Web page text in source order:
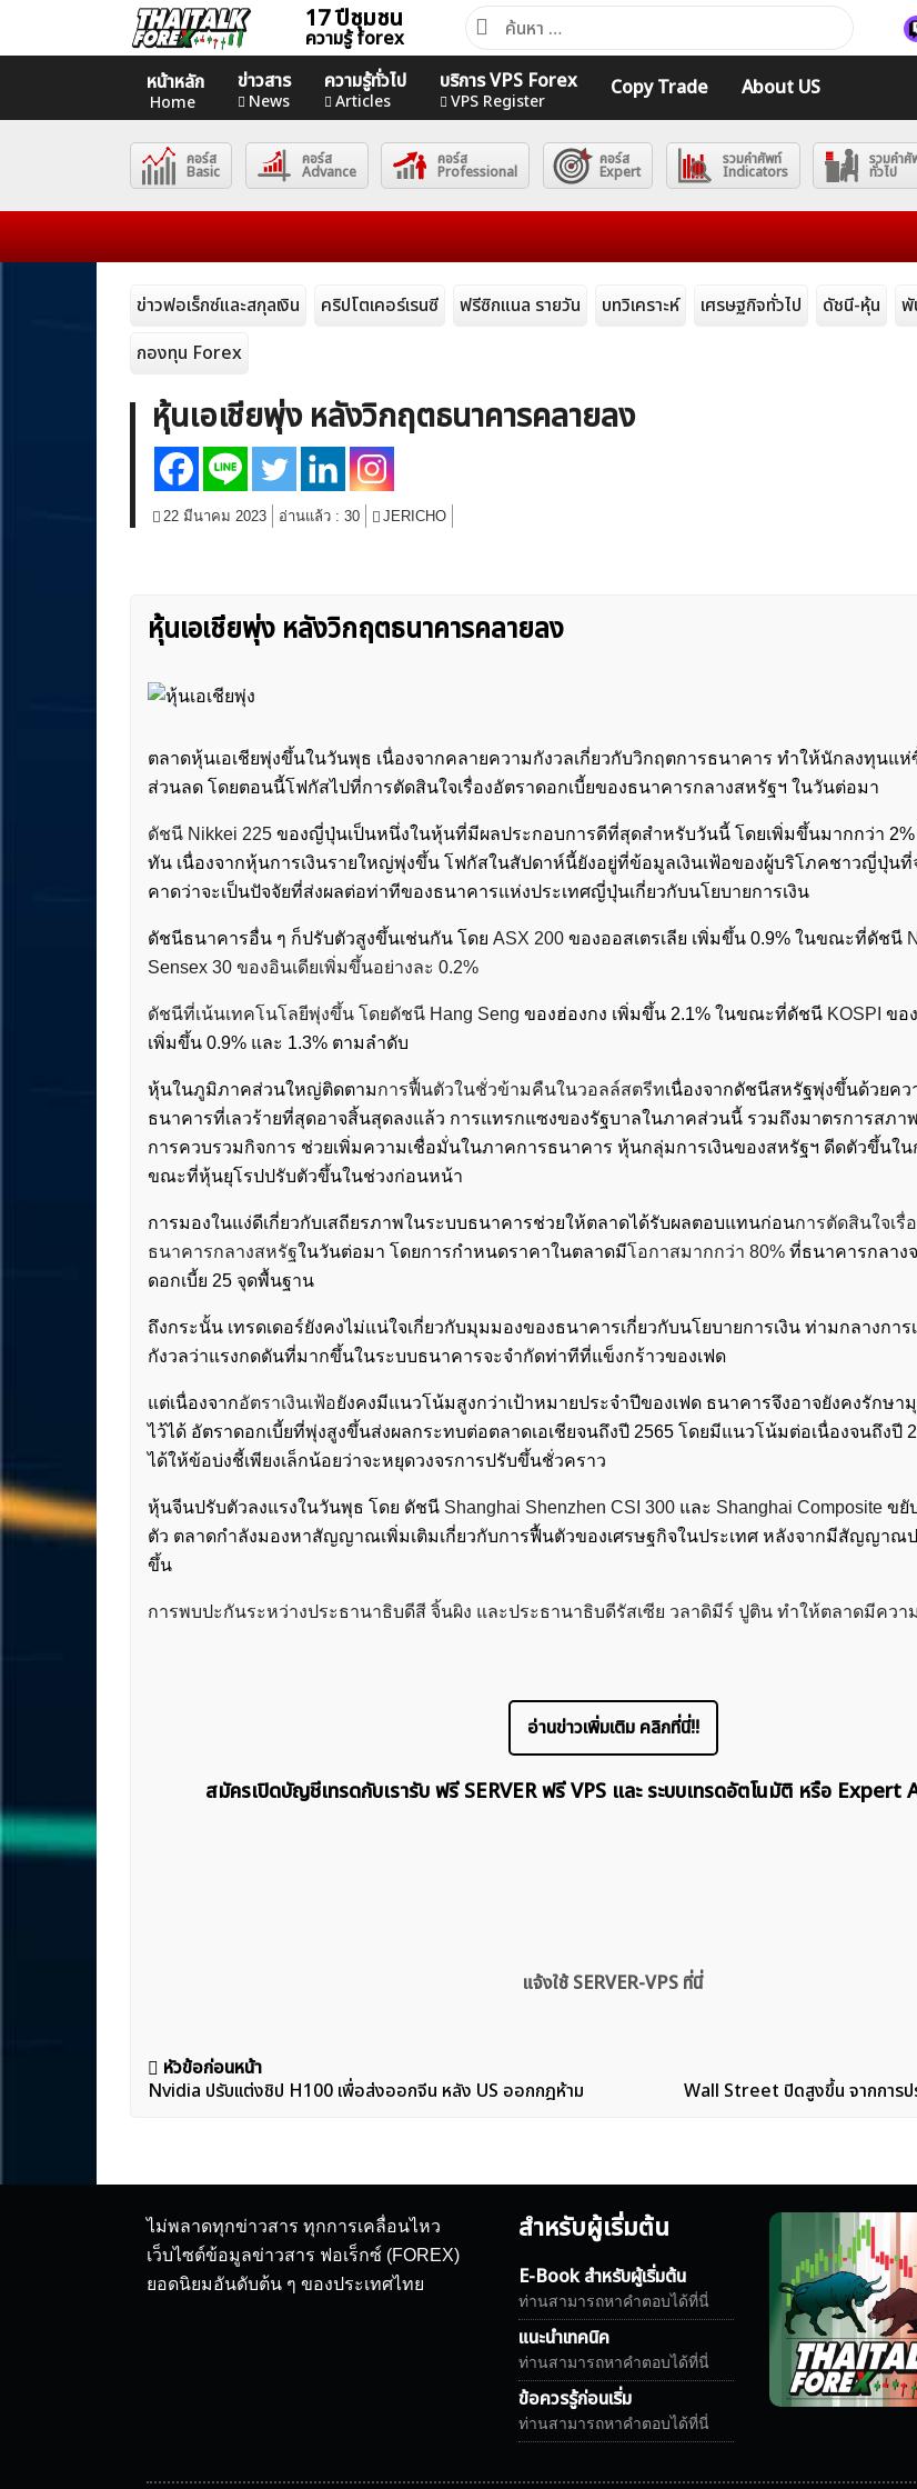
17 ปีชุมชน
ความรู้ forex
ค้นหา
สำหรับ:
หน้าหลัก
Home
ข่าวสาร
News
ความรู้ทั่วไป
Articles
บริการ VPS Forex
VPS Register
Copy Trade About US
VPS Register
ค้นหา
คอร์ส
Basic
คอร์ส
Advance
คอร์ส
Professional
คอร์ส
Expert
รวมคำศัพท์
Indicators
รวมคำศั
ทั่วไป
ข่าวฟอเร็กซ์และสกุลเงิน คริปโตเคอร์เรนซี ฟรีซิกแนล รายวัน บทวิเคราะห์ เศรษฐกิจทั่วไป ดัชนี-หุ้น พั
กองทุน Forex
หุ้นเอเชียพุ่ง หลังวิกฤตธนาคารคลายลง
22 มีนาคม 2023 อ่านแล้ว : 30 JERICHO
หุ้นเอเชียพุ่ง หลังวิกฤตธนาคารคลายลง
ตลาดหุ้นเอเชียพุ่งขึ้นในวันพุธ เนื่องจากคลายความกังวลเกี่ยวกับวิกฤตการธนาคาร ทำให้นักลงทุนแ
ส่วนลด โดยตอนนี้โฟกัสไปที่การตัดสินใจเรื่องอัตราดอกเบี้ยของธนาคารกลางสหรัฐฯ ในวันต่อมา
ดัชนี Nikkei 225 ของญี่ปุ่นเป็นหนึ่งในหุ้นที่มีผลประกอบการดีที่สุดสำหรับวันนี้ โดยเพิ่มขึ้นมากกว่า
ทัน เนื่องจากหุ้นการเงินรายใหญ่พุ่งขึ้น โฟกัสในสัปดาห์นี้ยังอยู่ที่ข้อมูลเงินเฟ้อของผู้บริโภคชาวญี่ปุ่น
คาดว่าจะเป็นปัจจัยที่ส่งผลต่อท่าทีของธนาคารแห่งประเทศญี่ปุ่นเกี่ยวกับนโยบายการเงิน
ดัชนีธนาคารอื่น ๆ ก็ปรับตัวสูงขึ้นเช่นกัน โดย ASX 200 ของออสเตรเลีย เพิ่มขึ้น 0.9% ในขณะที่ดัชนี
Sensex 30 ของอินเดียเพิ่มขึ้นอย่างละ 0.2%
ดัชนีที่เน้นเทคโนโลยีพุ่งขึ้น โดยดัชนี Hang Seng ของฮ่องกง เพิ่มขึ้น 2.1% ในขณะที่ดัชนี KOSPI ขอ
เพิ่มขึ้น 0.9% และ 1.3% ตามลำดับ
หุ้นในภูมิภาคส่วนใหญ่ติดตามการฟื้นตัวในชั่วข้ามคืนในวอลล์สตรีทเนื่องจากดัชนีสหรัฐพุ่งขึ้นด้วยค
ธนาคารที่เลวร้ายที่สุดอาจสิ้นสุดลงแล้ว การแทรกแซงของรัฐบาลในภาคส่วนนี้ รวมถึงมาตรการสภา
การควบรวมกิจการ ช่วยเพิ่มความเชื่อมั่นในภาคการธนาคาร หุ้นกลุ่มการเงินของสหรัฐฯ ดีดตัวขึ้นใ
ขณะที่หุ้นยุโรปปรับตัวขึ้นในช่วงก่อนหน้า
การมองในแง่ดีเกี่ยวกับเสถียรภาพในระบบธนาคารช่วยให้ตลาดได้รับผลตอบแทนก่อนการตัดสินใจเรื่
ธนาคารกลางสหรัฐในวันต่อมา โดยการกำหนดราคาในตลาดมีโอกาสมากกว่า 80% ที่ธนาคารกลาง
ดอกเบี้ย 25 จุดพื้นฐาน
ถึงกระนั้น เทรดเดอร์ยังคงไม่แน่ใจเกี่ยวกับมุมมองของธนาคารเกี่ยวกับนโยบายการเงิน ท่ามกลางกา
กังวลว่าแรงกดดันที่มากขึ้นในระบบธนาคารจะจำกัดท่าทีที่แข็งกร้าวของเฟด
แต่เนื่องจากอัตราเงินเฟ้อยังคงมีแนวโน้มสูงกว่าเป้าหมายประจำปีของเฟด ธนาคารจึงอาจยังคงรักษ
ไว้ได้ อัตราดอกเบี้ยที่พุ่งสูงขึ้นส่งผลกระทบต่อตลาดเอเชียจนถึงปี 2565 โดยมีแนวโน้มต่อเนื่องจนถึงปี
ได้ให้ข้อบ่งชี้เพียงเล็กน้อยว่าจะหยุดวงจรการปรับขึ้นชั่วคราว
หุ้นจีนปรับตัวลงแรงในวันพุธ โดย ดัชนี Shanghai Shenzhen CSI 300 และ Shanghai Composite ขยั
ตัว ตลาดกำลังมองหาสัญญาณเพิ่มเติมเกี่ยวกับการฟื้นตัวของเศรษฐกิจในประเทศ หลังจากมีสัญญาณ
ขึ้น
การพบปะกันระหว่างประธานาธิบดีสี จิ้นผิง และประธานาธิบดีรัสเซีย วลาดิมีร์ ปูติน ทำให้ตลาดมีควา
อ่านข่าวเพิ่มเติม คลิกที่นี่!!
สมัครเปิดบัญชีเทรดกับเรารับ ฟรี SERVER ฟรี VPS และ ระบบเทรดอัตโนมัติ หรือ Expert
แจ้งใช้ SERVER-VPS ที่นี่
แนะแนว
เรื่อง
หัวข้อก่อนหน้า
Nvidia ปรับเเต่งชิป H100 เพื่อส่งออกจีน หลัง US ออกกฎห้าม
Wall Street ปิดสูงขึ้น จากการ
ไม่พลาดทุกข่าวสาร ทุกการเคลื่อนไหว
เว็บไซต์ข้อมูลข่าวสาร ฟอเร็กซ์ (FOREX)
ยอดนิยมอันดับต้น ๆ ของประเทศไทย
สำหรับผู้เริ่มต้น
E-Book สำหรับผู้เริ่มต้น
ท่านสามารถหาคำตอบได้ที่นี่
แนะนำเทคนิค
ท่านสามารถหาคำตอบได้ที่นี่
ข้อควรรู้ก่อนเริ่ม
ท่านสามารถหาคำตอบได้ที่นี่